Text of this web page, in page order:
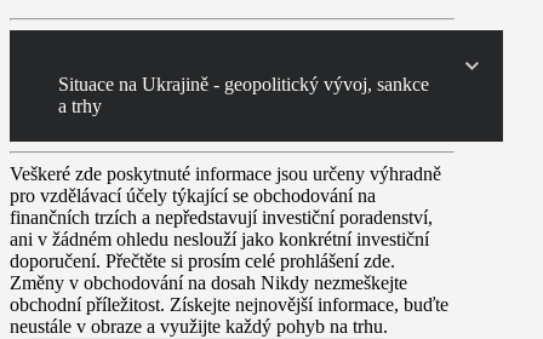
Situace na Ukrajině - geopolitický vývoj, sankce
a trhy
Veškeré zde poskytnuté informace jsou určeny výhradně
pro vzdělávací účely týkající se obchodování na
finančních trzích a nepředstavují investiční poradenství,
ani v žádném ohledu neslouží jako konkrétní investiční
doporučení. Přečtěte si prosím celé prohlášení zde.
Změny v obchodování na dosah Nikdy nezmeškejte
obchodní příležitost. Získejte nejnovější informace, buďte
neustále v obraze a využijte každý pohyb na trhu.